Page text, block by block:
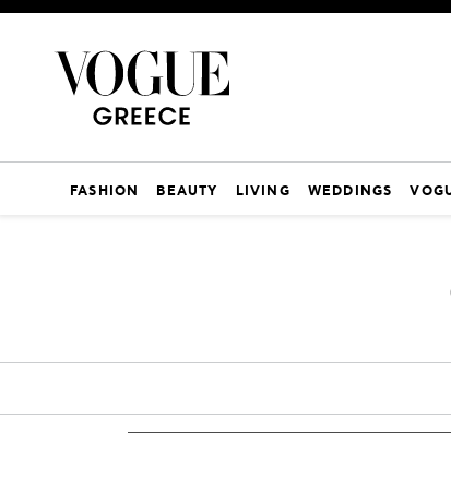
FASHION BEAUTY LIVING WEDDINGS